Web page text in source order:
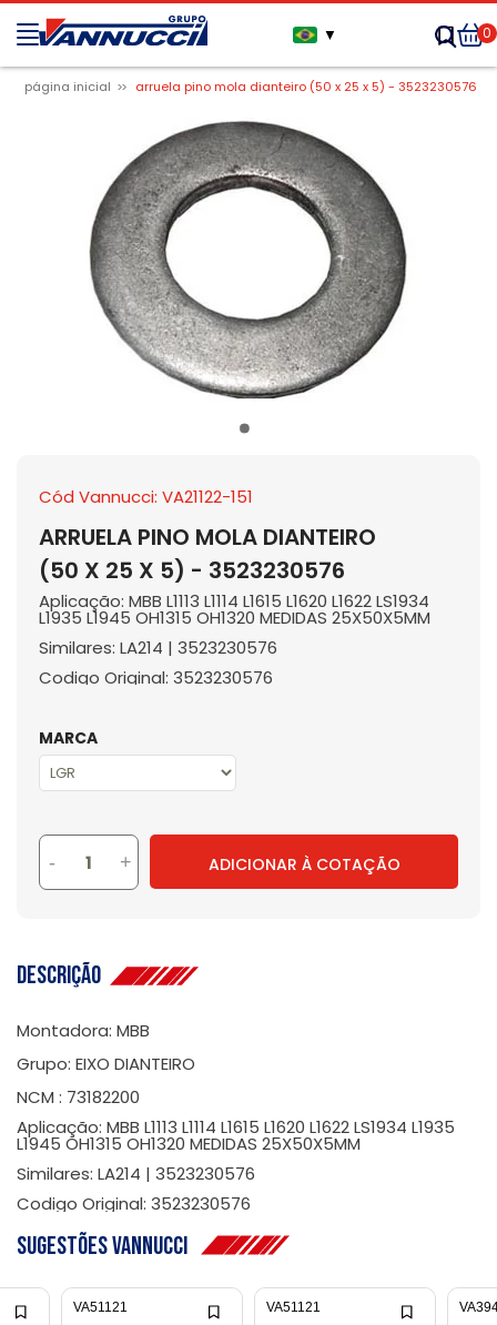
▼ 0
página inicial arruela pino mola dianteiro (50 x 25 x 5) - 3523230576
Cód Vannucci: VA21122-151
ARRUELA PINO MOLA DIANTEIRO
(50 X 25 X 5) - 3523230576
Aplicação: MBB L1113 L1114 L1615 L1620 L1622 LS1934
L1935 L1945 OH1315 OH1320 MEDIDAS 25X50X5MM
Similares: LA214 | 3523230576
Codigo Original: 3523230576
MARCA
- + ADICIONAR À COTAÇÃO
Descrição
Montadora: MBB
Grupo: EIXO DIANTEIRO
NCM : 73182200
Aplicação: MBB L1113 L1114 L1615 L1620 L1622 LS1934 L1935
L1945 OH1315 OH1320 MEDIDAS 25X50X5MM
Similares: LA214 | 3523230576
Codigo Original: 3523230576
Sugestões Vannucci
VA51121 VA51121